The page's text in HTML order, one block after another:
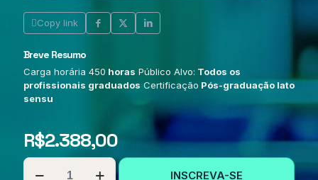
Copy link
Breve Resumo
Carga horária 450 horas Público Alvo: Todos os
profissionais graduados Certificação Pós-graduação lato
sensu
R$2.388,00
PÓS-
GRADUAÇÃO
INSCREVA-SE